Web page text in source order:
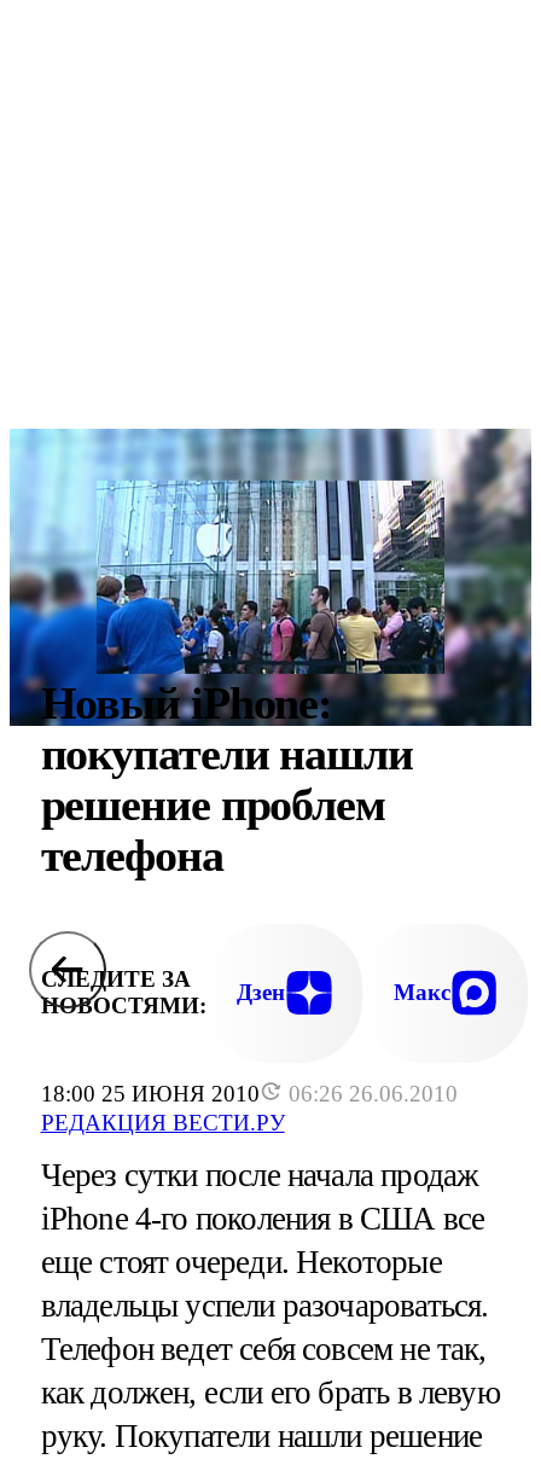
18:00 25 ИЮНЯ 2010
06:26 26.06.2010
РЕДАКЦИЯ ВЕСТИ.РУ
Новый iPhone:
покупатели нашли
решение проблем
телефона
СЛЕДИТЕ ЗА
НОВОСТЯМИ:
Дзен Макс
Через сутки после начала продаж
iPhone 4-го поколения в США все
еще стоят очереди. Некоторые
владельцы успели разочароваться.
Телефон ведет себя совсем не так,
как должен, если его брать в левую
руку. Покупатели нашли решение